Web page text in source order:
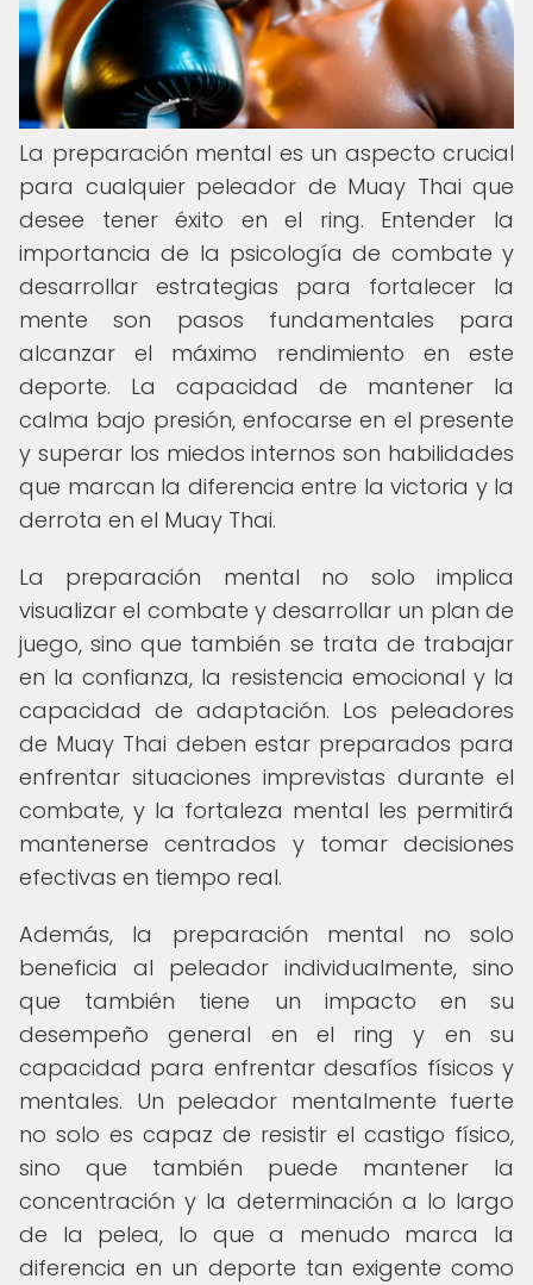
La preparación mental es un aspecto crucial
para cualquier peleador de Muay Thai que
desee tener éxito en el ring. Entender la
importancia de la psicología de combate y
desarrollar estrategias para fortalecer la
mente son pasos fundamentales para
alcanzar el máximo rendimiento en este
deporte. La capacidad de mantener la
calma bajo presión, enfocarse en el presente
y superar los miedos internos son habilidades
que marcan la diferencia entre la victoria y la
derrota en el Muay Thai.
La preparación mental no solo implica
visualizar el combate y desarrollar un plan de
juego, sino que también se trata de trabajar
en la confianza, la resistencia emocional y la
capacidad de adaptación. Los peleadores
de Muay Thai deben estar preparados para
enfrentar situaciones imprevistas durante el
combate, y la fortaleza mental les permitirá
mantenerse centrados y tomar decisiones
efectivas en tiempo real.
Además, la preparación mental no solo
beneficia al peleador individualmente, sino
que también tiene un impacto en su
desempeño general en el ring y en su
capacidad para enfrentar desafíos físicos y
mentales. Un peleador mentalmente fuerte
no solo es capaz de resistir el castigo físico,
sino que también puede mantener la
concentración y la determinación a lo largo
de la pelea, lo que a menudo marca la
diferencia en un deporte tan exigente como